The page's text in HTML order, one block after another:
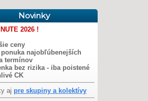
Novinky
2026 !
ceny
najobľúbenejších
termínov
bez rizika - iba poistené
CK
aj pre skupiny a kolektívy